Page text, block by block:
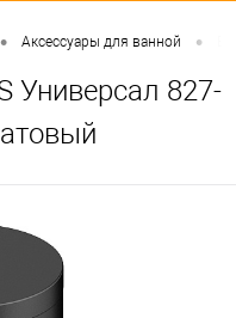
• Аксессуары для ванной •
Универсал 827-